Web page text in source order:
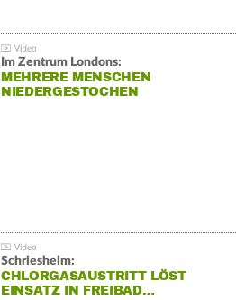
Im Zentrum Londons:
MEHRERE MENSCHEN
NIEDERGESTOCHEN
Schriesheim:
CHLORGASAUSTRITT LÖST
EINSATZ IN FREIBAD…